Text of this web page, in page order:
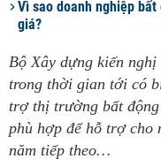
Vì sao doanh nghiệp
giá?
Bộ Xây dựng kiến
trong thời gian tới có
trợ thị trường bất
phù hợp để hỗ trợ cho
năm tiếp theo…